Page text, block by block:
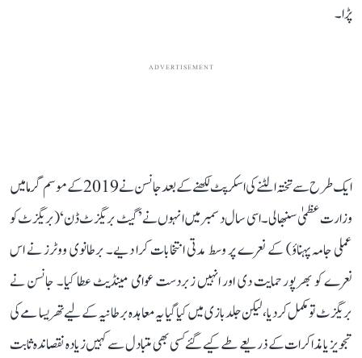
پڑا۔
ADVERTISEMENT
ایک طرح سے تختہ الٹنے کی اسکرپٹ لکھنے کے بعد جانسن نے 2019 کے موسم گرما میں
وزارت عظمیٰ سنبھالی۔ اسی سال دسمبر میں انہوں نے ’گیٹ بریگزٹ ڈن‘ (بریگزٹ کو
عملی جامہ پہناؤ) کے نعرے پر وسط مدتی انتخابات کرا دیے۔ برطانوی ووٹرز نے اس
نعرے کو بھرپور حمایت دی اور انہیں زبردست عوامی مینڈیٹ عطا کیا۔ جانسن نے
بریگزٹ تو مکمل کر دیا، لیکن جلد بازی میں کیا گیا یہ معاہدہ برطانیہ کے لیے تھریسا مے کی
تجویز یا مذاکرات کے ذریعے طے کیے گئے کسی بھی متبادل سے کہیں زیادہ نقصاندہ ثابت